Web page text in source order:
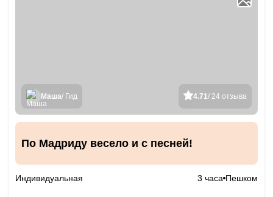
4.71/ 24 отзыва
Маша/ Гид
По Мадриду весело и с песней!
Индивидуальная 3 часа Пешком